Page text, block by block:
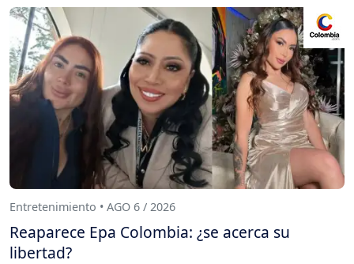
Entretenimiento • AGO 6 / 2026
Reaparece Epa Colombia: ¿se acerca su
libertad?